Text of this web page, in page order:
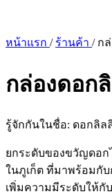
หน้าแรก / ร้านค้า / ก
กล่องดอก
รู้จักกันในชื่อ: ดอกลิล
ยกระดับของขวัญดอก
ในภูเก็ต ที่มาพร้อมกั
เพิ่มความมีระดับให้